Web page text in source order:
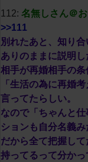
112: 名無しさん＠
>>111
別れたあと、知り合
ありのままに説明し
相手が再婚相手の
「生活の為に再婚
言ってたらしい。
なので「ちゃんと
ションも自分名義
だから全て把握し
持ってるって分かっ